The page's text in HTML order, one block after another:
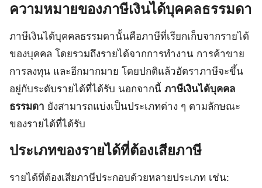
ความหมายของภาษีเงินได้บุคคลธรรมดา
ภาษีเงินได้บุคคลธรรมดานั้นคือภาษีที่เรียกเก็บจากรายได้
ของบุคคล โดยรวมถึงรายได้จากการทำงาน การค้าขาย
การลงทุน และอีกมากมาย โดยปกติแล้วอัตราภาษีจะขึ้น
อยู่กับระดับรายได้ที่ได้รับ นอกจากนี้ ภาษีเงินได้บุคคล
ธรรมดา ยังสามารถแบ่งเป็นประเภทต่าง ๆ ตามลักษณะ
ของรายได้ที่ได้รับ
ประเภทของรายได้ที่ต้องเสียภาษี
รายได้ที่ต้องเสียภาษีประกอบด้วยหลายประเภท เช่น: